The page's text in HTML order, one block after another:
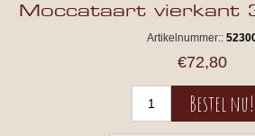
Moccataart vierkant
Artikelnummer::
€72,80